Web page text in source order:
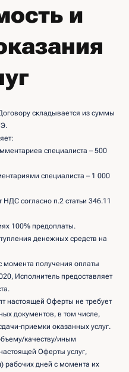
и
складывается из суммы
специалиста – 500
специалиста – 1 000
согласно п.2 статьи 346.11
100% предоплаты.
денежных средств на
момента получения оплаты
Исполнитель предоставляет
настоящей Оферты не требует
документов, в том числе,
приемки оказанных услуг.
качеству/иным
Оферты услуг,
рабочих дней с момента их